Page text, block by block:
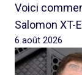
Voici
Salomon XT-
6 août 2026